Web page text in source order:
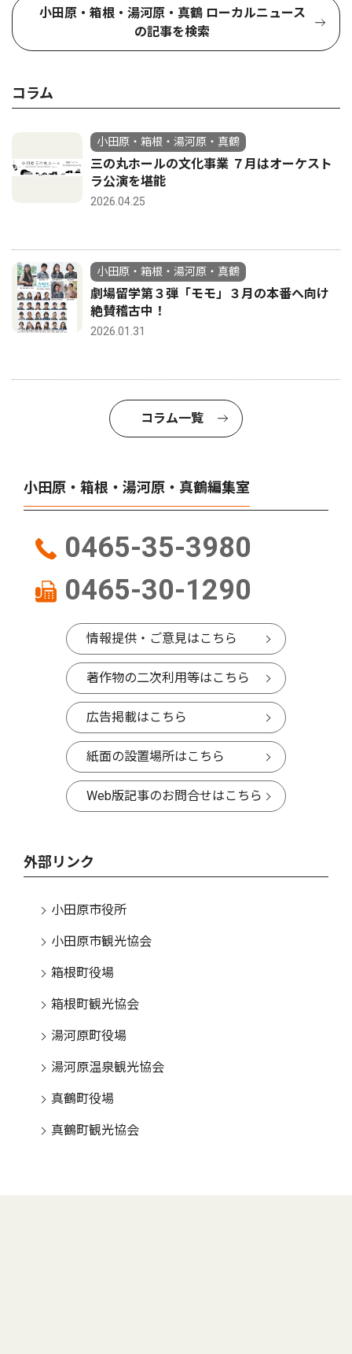
小田原・箱根・湯河原・真鶴 ローカルニュース
の記事を検索
コラム
小田原・箱根・湯河原・真鶴
三の丸ホールの文化事業 ７月はオーケスト
ラ公演を堪能
2026.04.25
小田原・箱根・湯河原・真鶴
劇場留学第３弾「モモ」３月の本番へ向け
絶賛稽古中！
2026.01.31
コラム一覧
小田原・箱根・湯河原・真鶴編集室
0465-35-3980
0465-30-1290
情報提供・ご意見はこちら
著作物の二次利用等はこちら
広告掲載はこちら
紙面の設置場所はこちら
Web版記事のお問合せはこちら
外部リンク
小田原市役所
小田原市観光協会
箱根町役場
箱根町観光協会
湯河原町役場
湯河原温泉観光協会
真鶴町役場
真鶴町観光協会